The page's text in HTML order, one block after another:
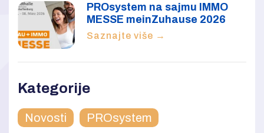
PROsystem na sajmu IMMO
MESSE meinZuhause 2026
Saznajte više →
Kategorije
Novosti PROsystem